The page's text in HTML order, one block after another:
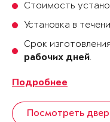
Стоимость
Установка в
Срок
рабочих дней.
Подробнее
Посмотреть